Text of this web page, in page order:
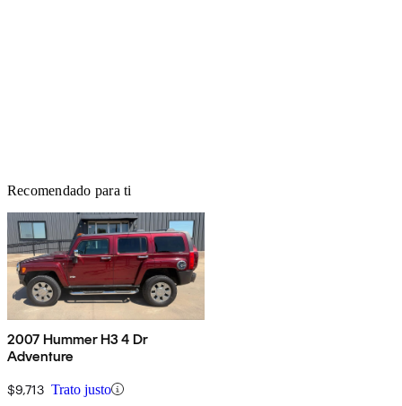
Recomendado para ti
2007 Hummer H3 4 Dr
Adventure
$9,713 Trato justo